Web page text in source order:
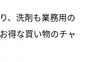
、洗剤も業務用の
得な買い物のチャ